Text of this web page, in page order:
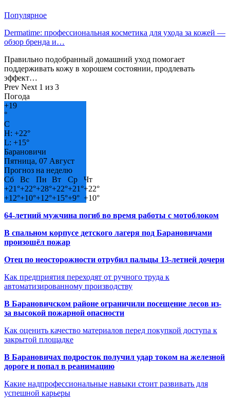
Популярное
Dermatime: профессиональная косметика для ухода за кожей —
обзор бренда и…
Правильно подобранный домашний уход помогает
поддерживать кожу в хорошем состоянии, продлевать
эффект…
Prev Next 1 из 3
Погода
+19
°
C
H: +22°
L: +15°
Барановичи
Пятница, 07 Август
Прогноз на неделю
Сб
Вс Пн Вт Ср
Чт
+21°+22°+28°+22°+21°+22°
+12°+10°+12°+15°+9° +10°
64-летний мужчина погиб во время работы с мотоблоком
В спальном корпусе детского лагеря под Барановичами
произошёл пожар
Отец по неосторожности отрубил пальцы 13-летней дочери
Как предприятия переходят от ручного труда к
автоматизированному производству
В Барановичском районе ограничили посещение лесов из-
за высокой пожарной опасности
Как оценить качество материалов перед покупкой доступа к
закрытой площадке
В Барановичах подросток получил удар током на железной
дороге и попал в реанимацию
Какие надпрофессиональные навыки стоит развивать для
успешной карьеры